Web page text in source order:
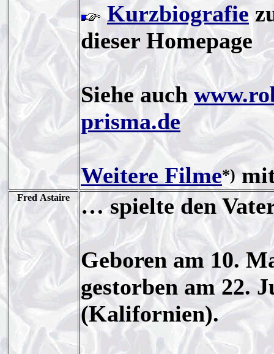
Kurzbiografie
dieser Homepage
Siehe auch
prisma.de
Weitere Filme*)mit
Fred Astaire … spielte den
Geboren am 10.
gestorben am 22.
(Kalifornien).